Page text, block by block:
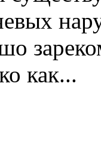
как...